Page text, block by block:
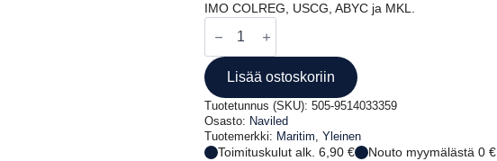
IMO COLREG, USCG, ABYC ja MKL.
NAVILED
PRO
KULKUVALO,
VIHREÄ,
8M
KAAPELI
määrä
Lisää ostoskoriin
Tuotetunnus (SKU): 505-9514033359
Osasto: Naviled
Tuotemerkki: Maritim, Yleinen
Toimituskulut alk. 6,90 € Nouto myymälästä 0 €